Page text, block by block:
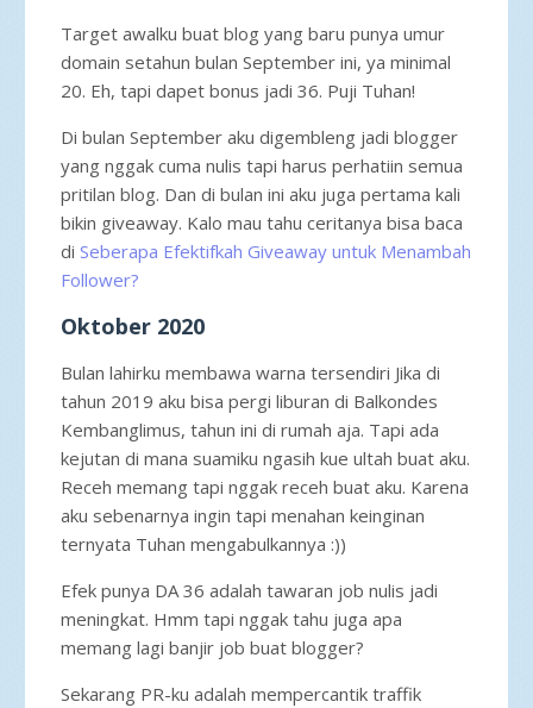
Target awalku buat blog yang baru punya umur
domain setahun bulan September ini, ya minimal
20. Eh, tapi dapet bonus jadi 36. Puji Tuhan!
Di bulan September aku digembleng jadi blogger
yang nggak cuma nulis tapi harus perhatiin semua
pritilan blog. Dan di bulan ini aku juga pertama kali
bikin giveaway. Kalo mau tahu ceritanya bisa baca
di Seberapa Efektifkah Giveaway untuk Menambah
Follower?
Oktober 2020
Bulan lahirku membawa warna tersendiri Jika di
tahun 2019 aku bisa pergi liburan di Balkondes
Kembanglimus, tahun ini di rumah aja. Tapi ada
kejutan di mana suamiku ngasih kue ultah buat aku.
Receh memang tapi nggak receh buat aku. Karena
aku sebenarnya ingin tapi menahan keinginan
ternyata Tuhan mengabulkannya :))
Efek punya DA 36 adalah tawaran job nulis jadi
meningkat. Hmm tapi nggak tahu juga apa
memang lagi banjir job buat blogger?
Sekarang PR-ku adalah mempercantik traffik